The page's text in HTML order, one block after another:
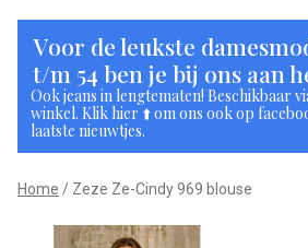
Zeze
Ze-
Cindy
969
blouse
Voor de leukste
t/m 54 ben je bij ons aan
Ook jeans in lengtematen! Beschikbaar
winkel. Klik hier ⬆️ om ons ook op
laatste nieuwtjes.
Home Zeze Ze-Cindy 969 blouse